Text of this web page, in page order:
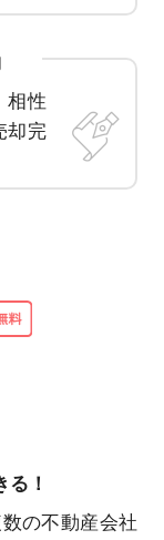
相性
却完
！
の不動産会社